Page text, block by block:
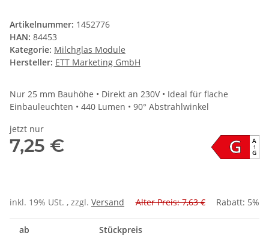
Artikelnummer: 1452776
HAN: 84453
Kategorie: Milchglas Module
Hersteller: ETT Marketing GmbH
Nur 25 mm Bauhöhe • Direkt an 230V • Ideal für flache
Einbauleuchten • 440 Lumen • 90° Abstrahlwinkel
jetzt nur
7,25 € A
↑
G
G
inkl. 19% USt. , zzgl. Versand Alter Preis: 7,63 € Rabatt: 5%
ab Stückpreis